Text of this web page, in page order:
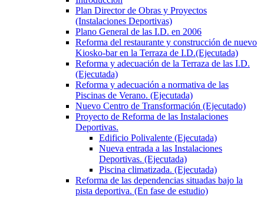
Plan Director de Obras y Proyectos
(Instalaciones Deportivas)
Plano General de las I.D. en 2006
Reforma del restaurante y construcción de nuevo
Kiosko-bar en la Terraza de I.D.(Ejecutada)
Reforma y adecuación de la Terraza de las I.D.
(Ejecutada)
Reforma y adecuación a normativa de las
Piscinas de Verano. (Ejecutada)
Nuevo Centro de Transformación (Ejecutado)
Proyecto de Reforma de las Instalaciones
Deportivas.
Edificio Polivalente (Ejecutada)
Nueva entrada a las Instalaciones
Deportivas. (Ejecutada)
Piscina climatizada. (Ejecutada)
Reforma de las dependencias situadas bajo la
pista deportiva. (En fase de estudio)